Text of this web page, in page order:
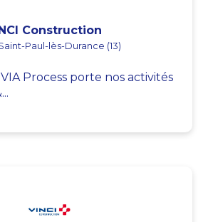
Construction
Paul-lès-Durance (13)
Process porte nos activités